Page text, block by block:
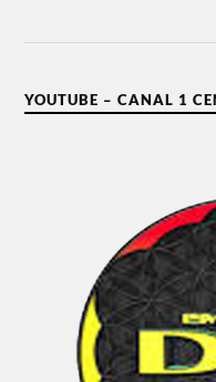
YOUTUBE – CANAL 1